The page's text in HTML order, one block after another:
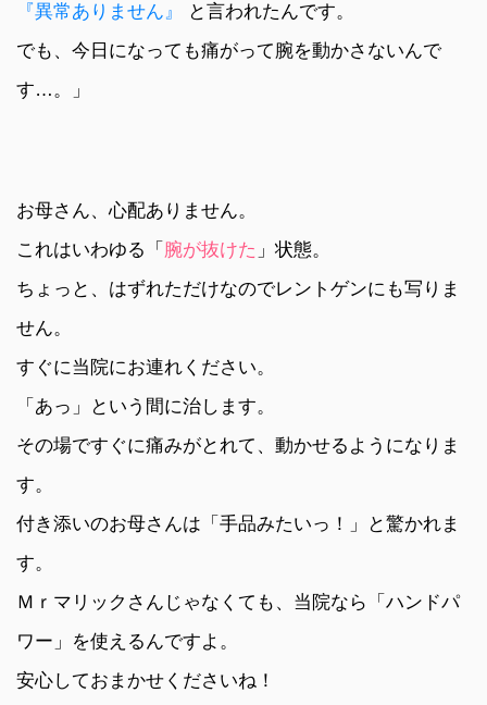
『異常ありません』
と言われたんです。
でも、今日になっても痛がって腕を動かさないんで
す…。」
お母さん、心配ありません。
これはいわゆる「 腕が抜けた 」状態。
ちょっと、はずれただけなのでレントゲンにも写りま
せん。
すぐに当院にお連れください。
「あっ」という間に治します。
その場ですぐに痛みがとれて、動かせるようになりま
す。
付き添いのお母さんは「手品みたいっ！」と驚かれま
す。
Ｍｒマリックさんじゃなくても、当院なら「ハンドパ
ワー」を使えるんですよ。
安心しておまかせくださいね！